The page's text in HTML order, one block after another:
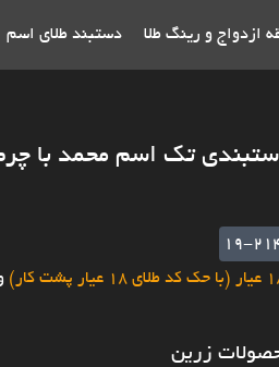
ازدواج و رینگ طلا دستبند طلای اسم
تک اسم محمد با
19-
زرین